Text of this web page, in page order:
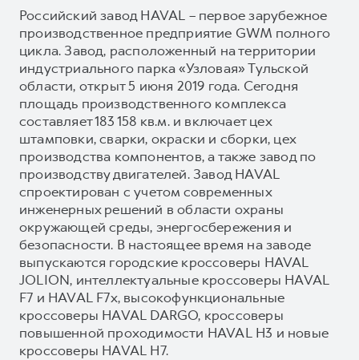
Российский завод HAVAL – первое зарубежное
производственное предприятие GWM полного
цикла. Завод, расположенный на территории
индустриального парка «Узловая» Тульской
области, открыт 5 июня 2019 года. Сегодня
площадь производственного комплекса
составляет 183 158 кв.м. и включает цех
штамповки, сварки, окраски и сборки, цех
производства компонентов, а также завод по
производству двигателей. Завод HAVAL
спроектирован с учетом современных
инженерных решений в области охраны
окружающей среды, энергосбережения и
безопасности. В настоящее время на заводе
выпускаются городские кроссоверы HAVAL
JOLION, интеллектуальные кроссоверы HAVAL
F7 и HAVAL F7x, высокофункциональные
кроссоверы HAVAL DARGO, кроссоверы
повышенной проходимости HAVAL H3 и новые
кроссоверы HAVAL H7.